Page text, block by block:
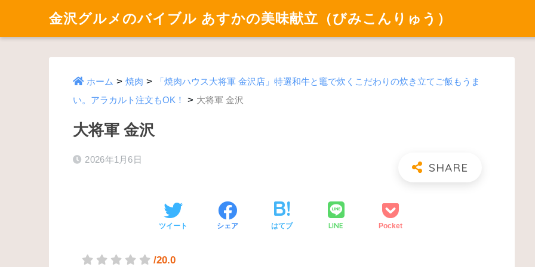
金沢グルメのバイブル あすかの美味献立（びみこんりゅう）
ホーム > 焼肉 >
「焼肉ハウス大将軍 金沢店」特選和牛と竈で炊くこだわりの炊き立てご飯もうま
い。アラカルト注文もOK！
> 大将軍 金沢
大将軍 金沢
2026年1月6日
ツイート シェア はてブ LINE Pocket
/20.0